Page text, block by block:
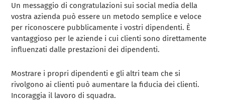
Un messaggio di congratulazioni sui social media della
vostra azienda può essere un metodo semplice e veloce
per riconoscere pubblicamente i vostri dipendenti. È
vantaggioso per le aziende i cui clienti sono direttamente
influenzati dalle prestazioni dei dipendenti.
Mostrare i propri dipendenti e gli altri team che si
rivolgono ai clienti può aumentare la fiducia dei clienti.
Incoraggia il lavoro di squadra.